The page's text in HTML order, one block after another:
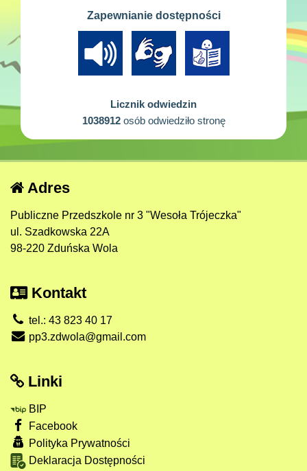
Zapewnianie dostępności
Licznik odwiedzin
1038912osób odwiedziło stronę
Adres
Publiczne Przedszkole nr 3 "Wesoła Trójeczka"
ul. Szadkowska 22A
98-220 Zduńska Wola
Kontakt
tel.: 43 823 40 17
pp3.zdwola@gmail.com
Linki
BIP
Facebook
Polityka Prywatności
Deklaracja Dostępności